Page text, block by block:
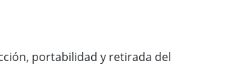
portabilidad y retirada del